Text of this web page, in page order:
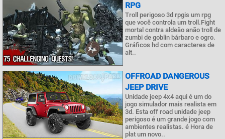
RPG
Troll perigoso 3d rpgis um rpg
que você controla um troll.Fight
mortal contra aldeão anão troll de
zumbi de goblin bárbaro e ogro.
Gráficos hd com caracteres de
alt..
OFFROAD DANGEROUS
JEEP DRIVE
Unidade jeep 4x4 aqui é um do
jogo simulador mais realista em
3d. Esta off road unidade jeep
perigoso é um grande jogo com
ambientes realistas. é Hora de
plat um novo..